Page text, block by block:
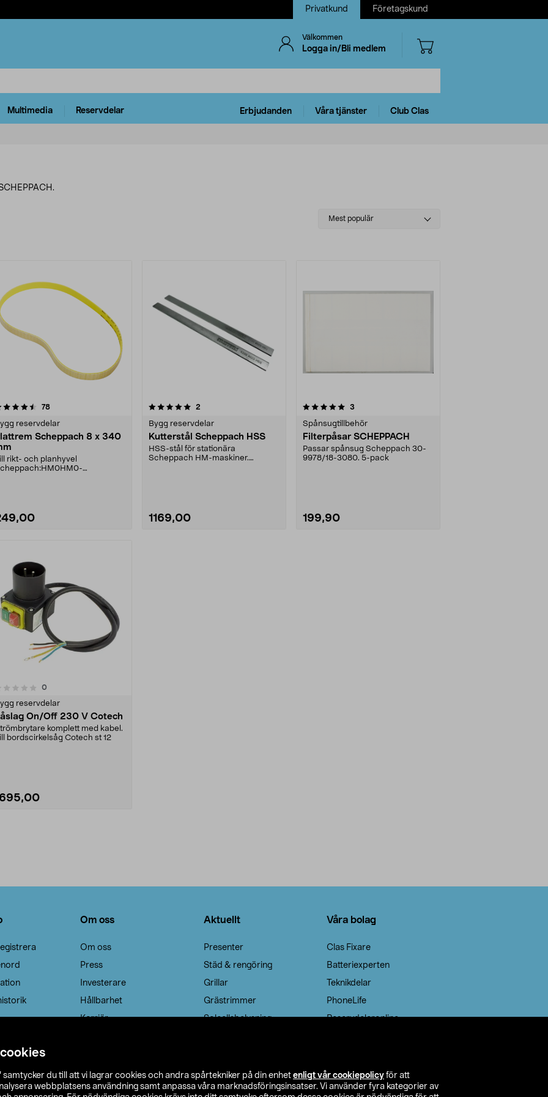
samtycker du till att vi lagrar cookies och andra spårtekniker på din enhet enligt vår cookiepolicy för att
webbplatsens användning samt anpassa våra marknadsföringsinsatser. Vi använder fyra kategorier av
Privatkund Företagskund
Välkommen
Logga in/Bli medlem
Multimedia Reservdelar Erbjudanden Våra tjänster Club Clas
Select
Mest populär
78recensioner
reservdelar
Scheppach 8 x 340
rikt- och planhyvel
5.0 av 5 stjärnor 2
Bygg reservdelar
Kutterstål Scheppach HSS
HSS-stål för stationära
Scheppach HM-maskiner.
1169,00
5.0 av 5 stjärnor 3
Spånsugtillbehör
Filterpåsar SCHEPPACH
Passar spånsug Scheppach 30-
9978/18-3080. 5-pack
199,90
0
reservdelar
On/Off 230 V Cotech
komplett med kabel.
bordscirkelsåg Cotech st 12
Om oss
Om oss
Press
Investerare
Hållbarhet
Karriär
Aktuellt
Presenter
Städ & rengöring
Grillar
Grästrimmer
Solcellsbelysning
Våra bolag
Clas Fixare
Batteriexperten
Teknikdelar
PhoneLife
Reservdelaronline